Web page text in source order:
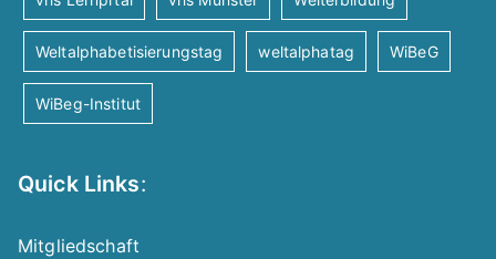
Weltalphabetisierungstag weltalphatag WiBeG
WiBeg-Institut
Quick Links:
Mitgliedschaft